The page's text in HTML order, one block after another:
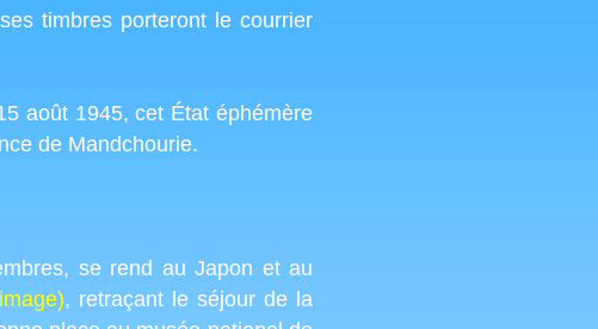
timbres porteront le courrier
août 1945, cet État éphémère
de Mandchourie.
se rend au Japon et au
, retraçant le séjour de la